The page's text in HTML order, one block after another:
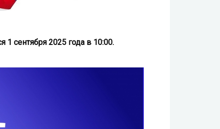
сентября 2025 года в 10:00.